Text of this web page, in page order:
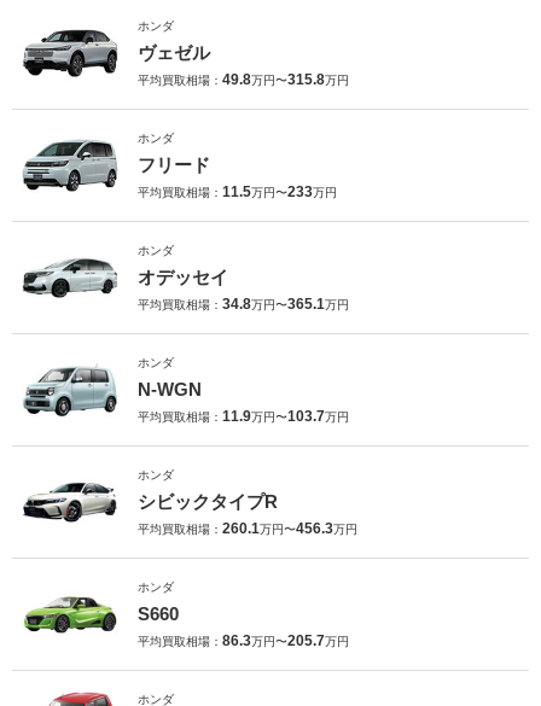
ホンダ
ヴェゼル
平均買取相場： 49.8万円〜315.8万円
ホンダ
フリード
平均買取相場： 11.5万円〜233万円
ホンダ
オデッセイ
平均買取相場： 34.8万円〜365.1万円
ホンダ
N-WGN
平均買取相場： 11.9万円〜103.7万円
ホンダ
シビックタイプR
平均買取相場： 260.1万円〜456.3万円
ホンダ
S660
平均買取相場： 86.3万円〜205.7万円
ホンダ